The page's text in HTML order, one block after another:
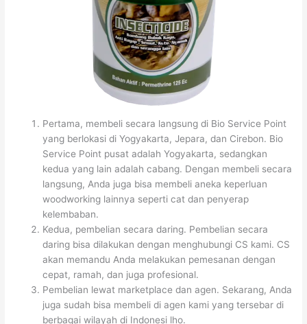
Pertama, membeli secara langsung di Bio Service Point
yang berlokasi di Yogyakarta, Jepara, dan Cirebon. Bio
Service Point pusat adalah Yogyakarta, sedangkan
kedua yang lain adalah cabang. Dengan membeli secara
langsung, Anda juga bisa membeli aneka keperluan
woodworking lainnya seperti cat dan penyerap
kelembaban.
Kedua, pembelian secara daring. Pembelian secara
daring bisa dilakukan dengan menghubungi CS kami. CS
akan memandu Anda melakukan pemesanan dengan
cepat, ramah, dan juga profesional.
Pembelian lewat marketplace dan agen. Sekarang, Anda
juga sudah bisa membeli di agen kami yang tersebar di
berbagai wilayah di Indonesi lho.